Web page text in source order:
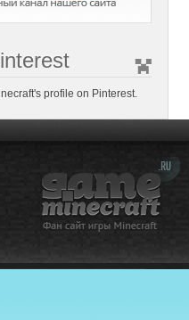
profile on Pinterest.